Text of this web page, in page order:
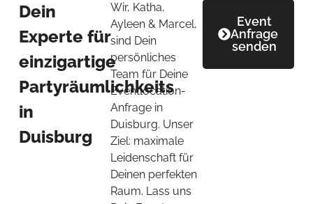
Dein
Experte für
einzigartige
Partyräumlichkeits
in
Duisburg
Wir, Katha,
Ayleen & Marcel,
sind Dein
persönliches
Team für Deine
Eventlocation-
Anfrage in
Duisburg. Unser
Ziel: maximale
Leidenschaft für
Deinen perfekten
Raum. Lass uns
Event
Anfrage
senden